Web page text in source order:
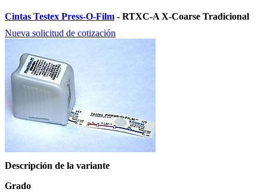
Cintas Testex Press-O-Film - RTXC-A X-Coarse Tradicional
Nueva solicitud de cotización
Descripción de la variante
Grado